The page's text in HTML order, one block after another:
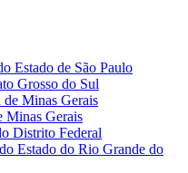
Estado de São Paulo
Grosso do Sul
Minas Gerais
Minas Gerais
Distrito Federal
Estado do Rio Grande do